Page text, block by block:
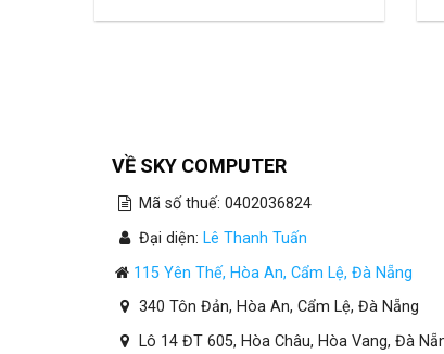
VỀ SKY COMPUTER
Mã số thuế: 0402036824
Đại diện: Lê Thanh Tuấn
115 Yên Thế, Hòa An, Cẩm Lệ, Đà Nẵng
340 Tôn Đản, Hòa An, Cẩm Lệ, Đà Nẵng
Lô 14 ĐT 605, Hòa Châu, Hòa Vang, Đà